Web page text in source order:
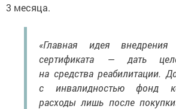
3 месяца.
«Главная идея внедрения
сертификата — дать
на средства реабилитации.
с инвалидностью фонд
расходы лишь после